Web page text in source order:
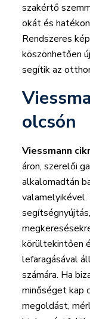
szakértő
okát és
Rendszeres
köszönhetően
segítik az
olcsón
Viessmann
áron, szerelői
alkalomadtán
valamelyikével.
körültekintően
lefaragásával
számára. Ha
minőséget kap
megoldást,